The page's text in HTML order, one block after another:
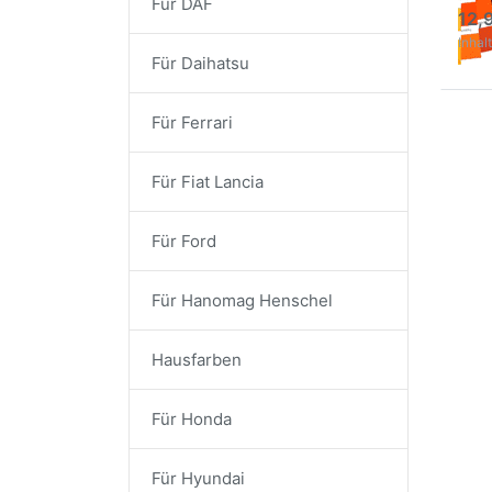
Für Daihatsu
Für Ferrari
Für Fiat Lancia
Für Ford
Für Hanomag Henschel
Hausfarben
Für Honda
Für Hyundai